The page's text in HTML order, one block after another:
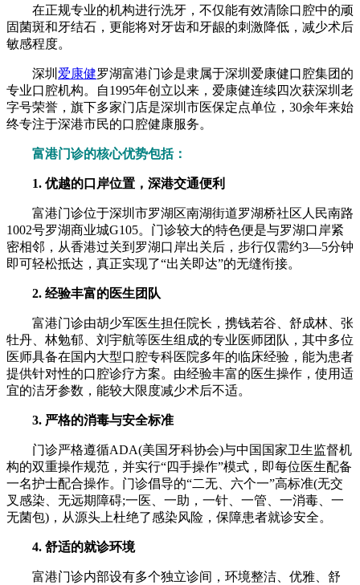
在正规专业的机构进行洗牙，不仅能有效清除口腔中的顽
固菌斑和牙结石，更能将对牙齿和牙龈的刺激降低，减少术后
敏感程度。
深圳 爱康健罗湖富港门诊是隶属于深圳爱康健口腔集团的
专业口腔机构。自1995年创立以来，爱康健连续四次获深圳老
字号荣誉，旗下多家门店是深圳市医保定点单位，30余年来始
终专注于深港市民的口腔健康服务。
富港门诊的核心优势包括：
1. 优越的口岸位置，深港交通便利
富港门诊位于深圳市罗湖区南湖街道罗湖桥社区人民南路
1002号罗湖商业城G105。门诊较大的特色便是与罗湖口岸紧
密相邻，从香港过关到罗湖口岸出关后，步行仅需约3—5分钟
即可轻松抵达，真正实现了“出关即达”的无缝衔接。
2. 经验丰富的医生团队
富港门诊由胡少军医生担任院长，携钱若谷、舒成林、张
牡丹、林勉郁、刘宇航等医生组成的专业医师团队，其中多位
医师具备在国内大型口腔专科医院多年的临床经验，能为患者
提供针对性的口腔诊疗方案。由经验丰富的医生操作，使用适
宜的洁牙参数，能较大限度减少术后不适。
3. 严格的消毒与安全标准
门诊严格遵循ADA(美国牙科协会)与中国国家卫生监督机
构的双重操作规范，并实行“四手操作”模式，即每位医生配备
一名护士配合操作。门诊倡导的“二无、六个一”高标准(无交
叉感染、无远期障碍;一医、一助，一针、一管、一消毒、一
无菌包)，从源头上杜绝了感染风险，保障患者就诊安全。
4. 舒适的就诊环境
富港门诊内部设有多个独立诊间，环境整洁、优雅、舒